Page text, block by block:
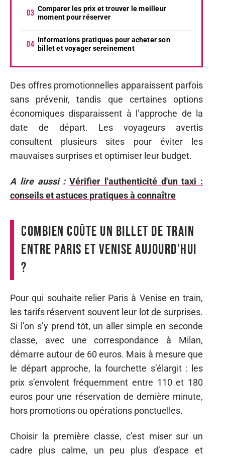
Comparer les prix et trouver le meilleur
moment pour réserver
Informations pratiques pour acheter son
billet et voyager sereinement
Des offres promotionnelles apparaissent parfois
sans prévenir, tandis que certaines options
économiques disparaissent à l’approche de la
date de départ. Les voyageurs avertis
consultent plusieurs sites pour éviter les
mauvaises surprises et optimiser leur budget.
A lire aussi : Vérifier l'authenticité d'un taxi :
conseils et astuces pratiques à connaître
Combien coûte un billet de train
entre Paris et Venise aujourd’hui
?
Pour qui souhaite relier Paris à Venise en train,
les tarifs réservent souvent leur lot de surprises.
Si l’on s’y prend tôt, un aller simple en seconde
classe, avec une correspondance à Milan,
démarre autour de 60 euros. Mais à mesure que
le départ approche, la fourchette s’élargit : les
prix s’envolent fréquemment entre 110 et 180
euros pour une réservation de dernière minute,
hors promotions ou opérations ponctuelles.
Choisir la première classe, c’est miser sur un
cadre plus calme, un peu plus d’espace et